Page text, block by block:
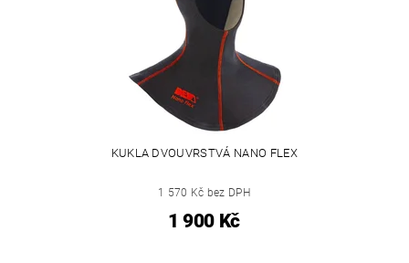
KUKLA DVOUVRSTVÁ NANO FLEX
1 570 Kč bez DPH
1 900 Kč